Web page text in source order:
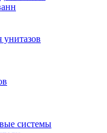
системы